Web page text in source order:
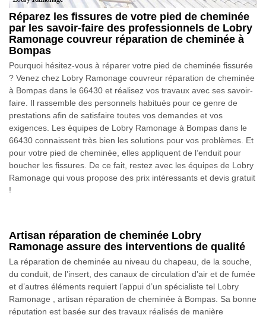
Réparez les fissures de votre pied de cheminée
par les savoir-faire des professionnels de Lobry
Ramonage couvreur réparation de cheminée à
Bompas
Pourquoi hésitez-vous à réparer votre pied de cheminée fissurée
? Venez chez Lobry Ramonage couvreur réparation de cheminée
à Bompas dans le 66430 et réalisez vos travaux avec ses savoir-
faire. Il rassemble des personnels habitués pour ce genre de
prestations afin de satisfaire toutes vos demandes et vos
exigences. Les équipes de Lobry Ramonage à Bompas dans le
66430 connaissent très bien les solutions pour vos problèmes. Et
pour votre pied de cheminée, elles appliquent de l’enduit pour
boucher les fissures. De ce fait, restez avec les équipes de Lobry
Ramonage qui vous propose des prix intéressants et devis gratuit
!
Artisan réparation de cheminée Lobry
Ramonage assure des interventions de qualité
La réparation de cheminée au niveau du chapeau, de la souche,
du conduit, de l’insert, des canaux de circulation d’air et de fumée
et d’autres éléments requiert l’appui d’un spécialiste tel Lobry
Ramonage , artisan réparation de cheminée à Bompas. Sa bonne
réputation est basée sur des travaux réalisés de manière